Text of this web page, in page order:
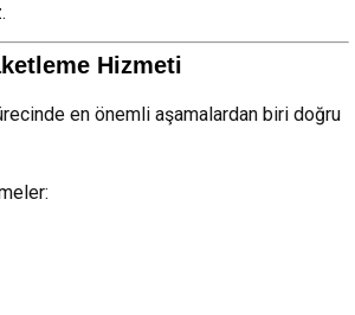
Hizmeti
en önemli aşamalardan biri doğru